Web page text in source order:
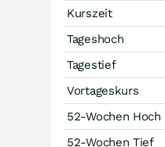
Kurszeit
Tageshoch
Tagestief
Vortageskurs
52-Wochen Hoch
52-Wochen Tief